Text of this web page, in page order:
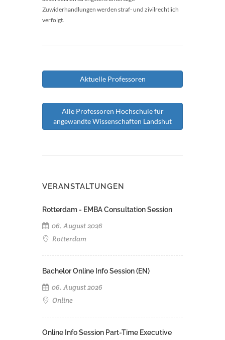
Zuwiderhandlungen werden straf- und zivilrechtlich
verfolgt.
Aktuelle Professoren
Alle Professoren Hochschule für
angewandte Wissenschaften Landshut
VERANSTALTUNGEN
Rotterdam - EMBA Consultation Session
06. August 2026
Rotterdam
Bachelor Online Info Session (EN)
06. August 2026
Online
Online Info Session Part-Time Executive